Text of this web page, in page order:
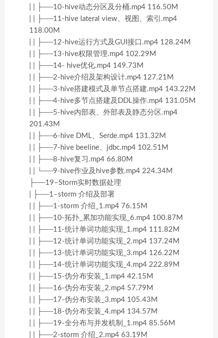
| | ├──10-hive动态分区及分桶.mp4 116.50M
| | ├──11-hive lateral view、视图、索引.mp4
118.00M
| | ├──12-hive运行方式及GUI接口.mp4 128.24M
| | ├──13-hive权限管理.mp4 102.29M
| | ├──14- hive优化.mp4 149.73M
| | ├──2-hive介绍及架构设计.mp4 127.21M
| | ├──3-hive搭建模式及单节点搭建.mp4 143.22M
| | ├──4-hive多节点搭建及DDL操作.mp4 131.05M
| | ├──5-hive内部表、外部表及静态分区.mp4
201.43M
| | ├──6-hive DML、Serde.mp4 131.32M
| | ├──7-hive beeline、jdbc.mp4 102.51M
| | ├──8-hive复习.mp4 66.80M
| | └──9-hive作业及hive参数.mp4 224.34M
├──19–Storm实时数据处理
| ├──1–storm 介绍及部署
| | ├──1-storm 介绍_1.mp4 76.15M
| | ├──10-拓扑_累加功能实现_6.mp4 100.87M
| | ├──11-统计单词功能实现_1.mp4 111.82M
| | ├──12-统计单词功能实现_2.mp4 137.24M
| | ├──13-统计单词功能实现_3.mp4 126.22M
| | ├──14-统计单词功能实现_4.mp4 222.89M
| | ├──15-伪分布安装_1.mp4 42.15M
| | ├──16-伪分布安装_2.mp4 57.79M
| | ├──17-伪分布安装_3.mp4 105.43M
| | ├──18-伪分布安装_4.mp4 134.57M
| | ├──19-全分布与并发机制_1.mp4 85.56M
| | ├──2-storm 介绍_2.mp4 63.19M